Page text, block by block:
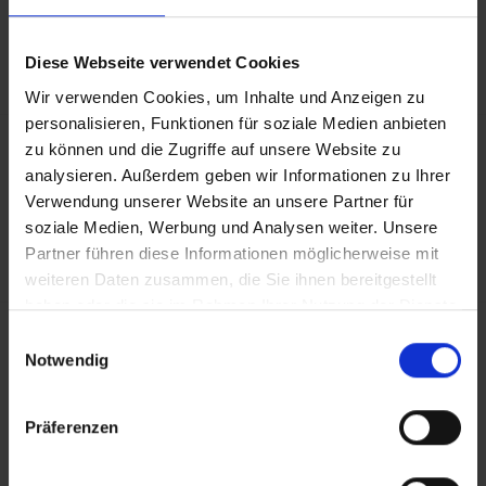
Diese Webseite verwendet Cookies
Wir verwenden Cookies, um Inhalte und Anzeigen zu
personalisieren, Funktionen für soziale Medien anbieten
zu können und die Zugriffe auf unsere Website zu
analysieren. Außerdem geben wir Informationen zu Ihrer
Verwendung unserer Website an unsere Partner für
soziale Medien, Werbung und Analysen weiter. Unsere
Partner führen diese Informationen möglicherweise mit
weiteren Daten zusammen, die Sie ihnen bereitgestellt
haben oder die sie im Rahmen Ihrer Nutzung der Dienste
Notwendig
Präferenzen
genauerer Informationen im Hinblick auf Ihre
Center.
Allgemeine Hoteldaten
Hotelort: Costa Adeje
Kategorie der Unterkunft: 4
Landeskategorie: Aktuell liegen uns keine Kenntnisse
über die Landeskategorie vor.
Flughafen bei einigen Fluggesellschaften kostenpflichtig
ist. Freigepäck und Verpflegung während des Fluges
können je nach Fluggesellschaft variieren. Informationen
erhalten Sie im Servicebereich unter Rund um die Reise bei